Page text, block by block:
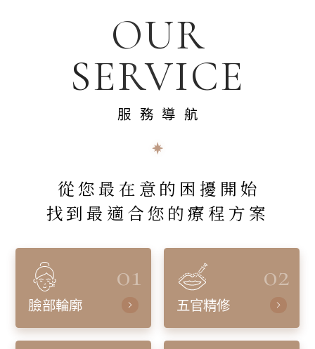
OUR
SERVICE
服務導航
從您最在意的困擾開始
找到最適合您的療程方案
01
臉部輪廓
02
五官精修